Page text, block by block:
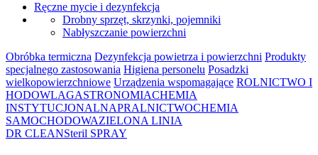
Ręczne mycie i dezynfekcja
Drobny sprzęt, skrzynki, pojemniki
Nabłyszczanie powierzchni
Obróbka termiczna Dezynfekcja powietrza i powierzchni Produkty
specjalnego zastosowania Higiena personelu Posadzki
wielkopowierzchniowe Urządzenia wspomagające ROLNICTWO I
HODOWLAGASTRONOMIACHEMIA
INSTYTUCJONALNAPRALNICTWOCHEMIA
SAMOCHODOWAZIELONA LINIA
DR CLEANSteril SPRAY